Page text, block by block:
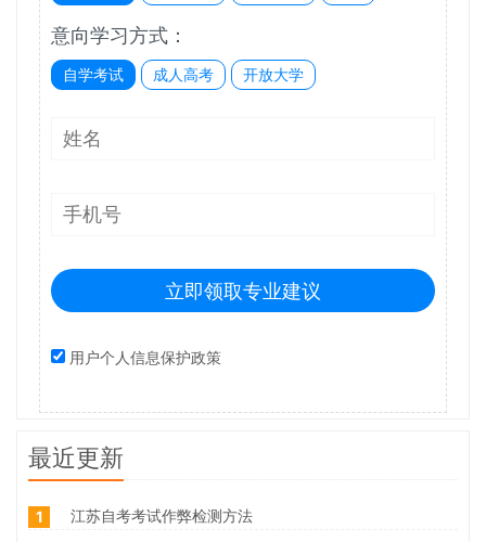
意向学习方式：
自学考试 成人高考 开放大学
立即领取专业建议
用户个人信息保护政策
最近更新
1 江苏自考考试作弊检测方法